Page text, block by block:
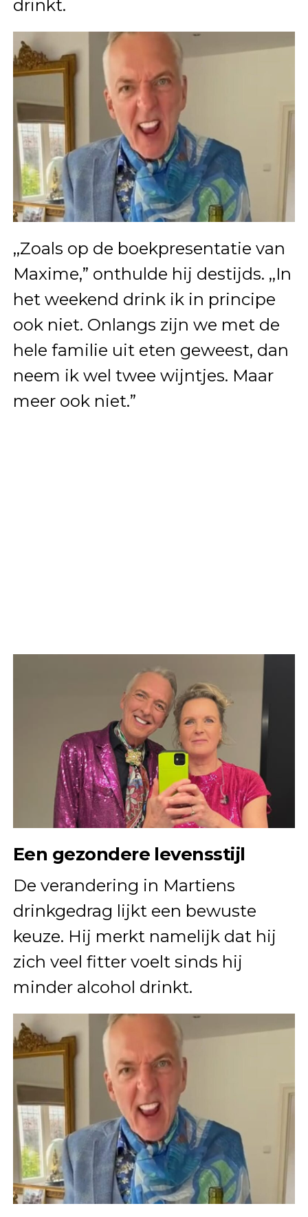
drinkt.
,,Zoals op de boekpresentatie van
Maxime,” onthulde hij destijds. ,,In
het weekend drink ik in principe
ook niet. Onlangs zijn we met de
hele familie uit eten geweest, dan
neem ik wel twee wijntjes. Maar
meer ook niet.”
Een gezondere levensstijl
De verandering in Martiens
drinkgedrag lijkt een bewuste
keuze. Hij merkt namelijk dat hij
zich veel fitter voelt sinds hij
minder alcohol drinkt.